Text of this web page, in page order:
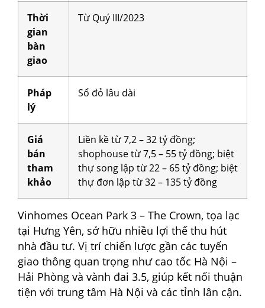
Thời
gian
bàn
giao
Từ Quý III/2023
Pháp
lý
Sổ đỏ lâu dài
Giá
bán
tham
khảo
Liền kề từ 7,2 – 32 tỷ đồng;
shophouse từ 7,5 – 55 tỷ đồng; biệt
thự song lập từ 22 – 65 tỷ đồng; biệt
thự đơn lập từ 32 – 135 tỷ đồng
Vinhomes Ocean Park 3 – The Crown, tọa lạc
tại Hưng Yên, sở hữu nhiều lợi thế thu hút
nhà đầu tư. Vị trí chiến lược gần các tuyến
giao thông quan trọng như cao tốc Hà Nội –
Hải Phòng và vành đai 3.5, giúp kết nối thuận
tiện với trung tâm Hà Nội và các tỉnh lân cận.